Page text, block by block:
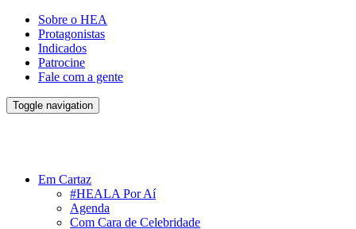
Sobre o HEA
Protagonistas
Indicados
Patrocine
Fale com a gente
Toggle navigation
Em Cartaz
#HEALA Por Aí
Agenda
Com Cara de Celebridade